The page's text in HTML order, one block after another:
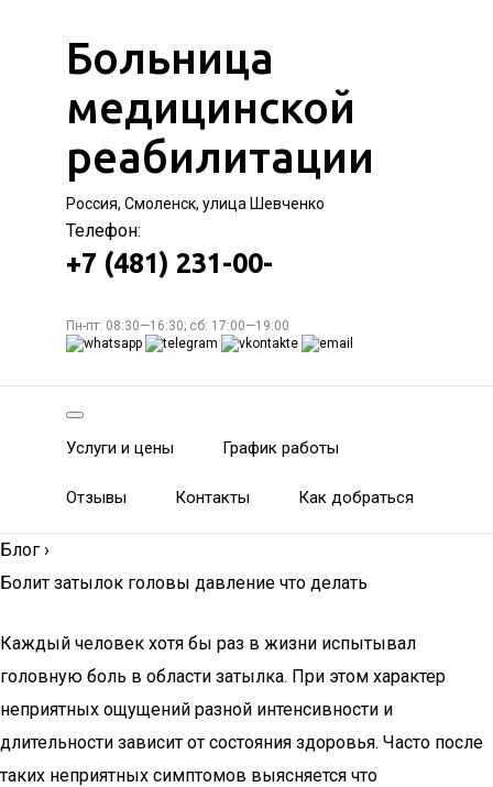
Больница
медицинской
реабилитации
Россия, Смоленск, улица Шевченко
Телефон:
+7 (481) 231-00-
Пн-пт: 08:30—16:30; сб: 17:00—19:00
Услуги и цены График работы
Отзывы Контакты Как добраться
Блог ›
Болит затылок головы давление что делать
Каждый человек хотя бы раз в жизни испытывал
головную боль в области затылка. При этом характер
неприятных ощущений разной интенсивности и
длительности зависит от состояния здоровья. Часто после
таких неприятных симптомов выясняется что